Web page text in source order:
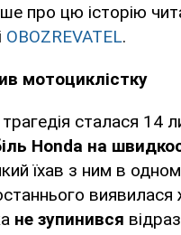
про цю історію
OBOZREVATEL.
мотоциклістку
сталася 14
Honda на
їхав з ним в
виявилася
не зупинився